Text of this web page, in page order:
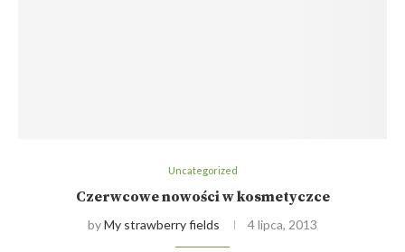
Uncategorized
Czerwcowe nowości w kosmetyczce
byMy strawberry fields 4 lipca, 2013